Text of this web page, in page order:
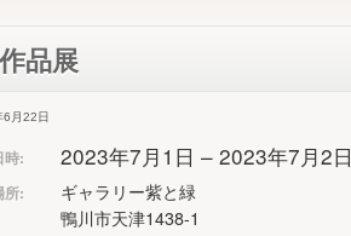
品展
月22日
時: 2023年7月1日 – 2023年7月2日
所:
ギャラリー紫と緑
鴨川市天津1438-1